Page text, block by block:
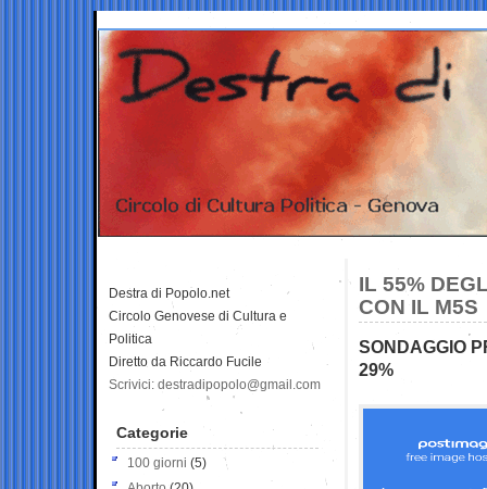
IL 55%
CON IL M5S
SONDAGGIO
29%
Destra di Popolo.net
Circolo Genovese di Cultura e
Politica
Diretto da Riccardo Fucile
Scrivici: destradipopolo@gmail.com
Categorie
100 giorni (5)